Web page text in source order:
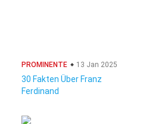
PROMINENTE 13 Jan 2025
30 Fakten Über Franz
Ferdinand